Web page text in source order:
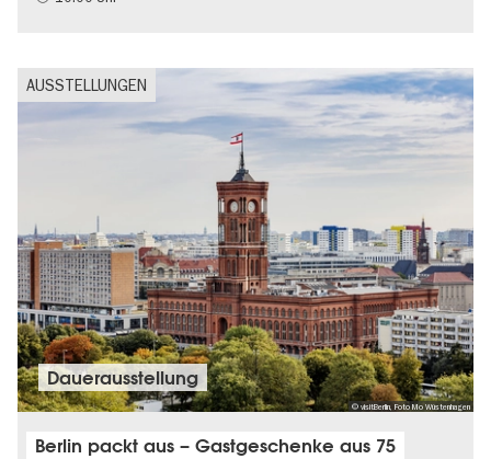
AUSSTELLUNGEN
© visitBerlin, Foto Mo Wüstenhagen
Dauer­aus­stel­lung
Berlin packt aus – Gastgeschenke aus 75